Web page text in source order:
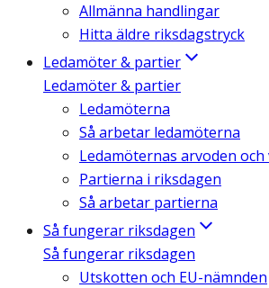
Allmänna handlingar
Hitta äldre riksdagstryck
Ledamöter & partier
Ledamöter & partier
Ledamöterna
Så arbetar ledamöterna
Ledamöternas arvoden
Partierna i riksdagen
Så arbetar partierna
Så fungerar riksdagen
Så fungerar riksdagen
Utskotten och EU-nämnden